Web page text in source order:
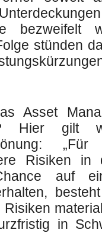
bezweifelt
stünden
Asset
Hier gilt
„Für
Risiken in
auf
in